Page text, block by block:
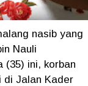
nasib yang
Nauli
(35) ini, korban
di Jalan Kader